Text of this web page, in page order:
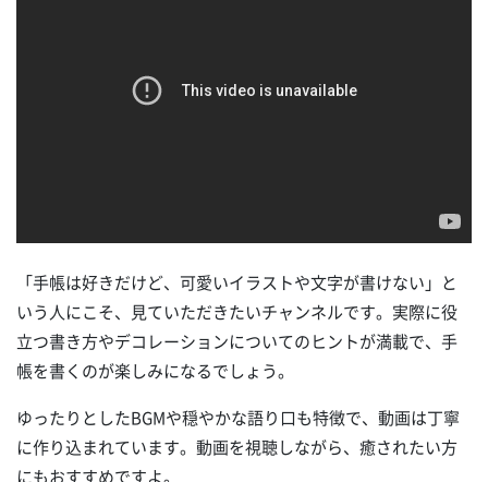
「手帳は好きだけど、可愛いイラストや文字が書けない」と
いう人にこそ、見ていただきたいチャンネルです。実際に役
立つ書き方やデコレーションについてのヒントが満載で、手
帳を書くのが楽しみになるでしょう。
ゆったりとしたBGMや穏やかな語り口も特徴で、動画は丁寧
に作り込まれています。動画を視聴しながら、癒されたい方
にもおすすめですよ。